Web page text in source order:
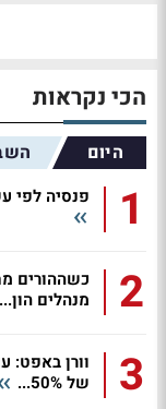
הכי נקראות
היום
1 פנסיה לפי עשור:
2
כשההורים
מנהלים הון...
3
וורן באפט:
של 50%...